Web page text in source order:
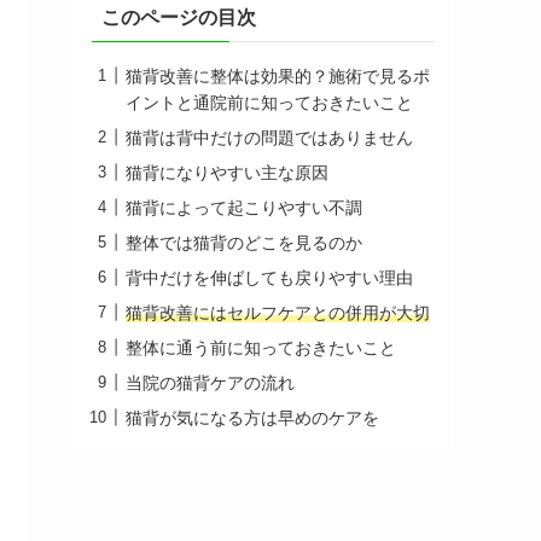
このページの目次
猫背改善に整体は効果的？施術で見るポ
イントと通院前に知っておきたいこと
猫背は背中だけの問題ではありません
猫背になりやすい主な原因
猫背によって起こりやすい不調
整体では猫背のどこを見るのか
背中だけを伸ばしても戻りやすい理由
猫背改善にはセルフケアとの併用が大切
整体に通う前に知っておきたいこと
当院の猫背ケアの流れ
猫背が気になる方は早めのケアを